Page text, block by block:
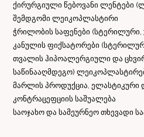
ქირურგიული წებოვანი ლენტები
შემდგომი ლეიკოპლასტირი
ჭრილობის საფენები (სტერილური,
კანულის ფიქსატორები
თვალის ჰიპოალერგიული და
საწინააღმდეგო)
მარლის პროდუქცია, ელასტიკური
კონტრაცეფციის საშუალება
საოჯახო და სამეურნეო თხევადი